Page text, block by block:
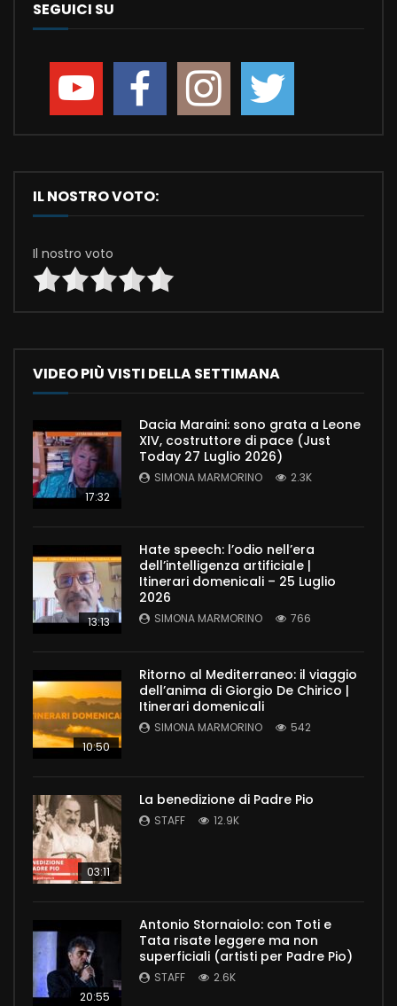
SEGUICI SU
IL NOSTRO VOTO:
Il nostro voto
VIDEO PIÙ VISTI DELLA SETTIMANA
17:32
Dacia Maraini: sono grata a Leone
XIV, costruttore di pace (Just
Today 27 Luglio 2026)
SIMONA MARMORINO 2.3K
13:13
Hate speech: l’odio nell’era
dell’intelligenza artificiale |
Itinerari domenicali – 25 Luglio
2026
SIMONA MARMORINO 766
10:50
Ritorno al Mediterraneo: il viaggio
dell’anima di Giorgio De Chirico |
Itinerari domenicali
SIMONA MARMORINO 542
03:11
La benedizione di Padre Pio
STAFF 12.9K
20:55
Antonio Stornaiolo: con Toti e
Tata risate leggere ma non
superficiali (artisti per Padre Pio)
STAFF 2.6K